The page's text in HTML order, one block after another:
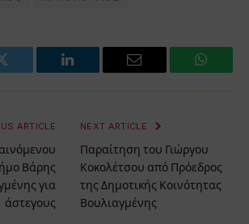
Twitter LinkedIn Email
ARTICLE
Βάρης
για
άστεγους
NEXT ARTICLE
Παραίτηση του Γιώργου
Κοκολέτσου από Πρόεδρος
της Δημοτικής Κοινότητας
Βουλιαγμένης